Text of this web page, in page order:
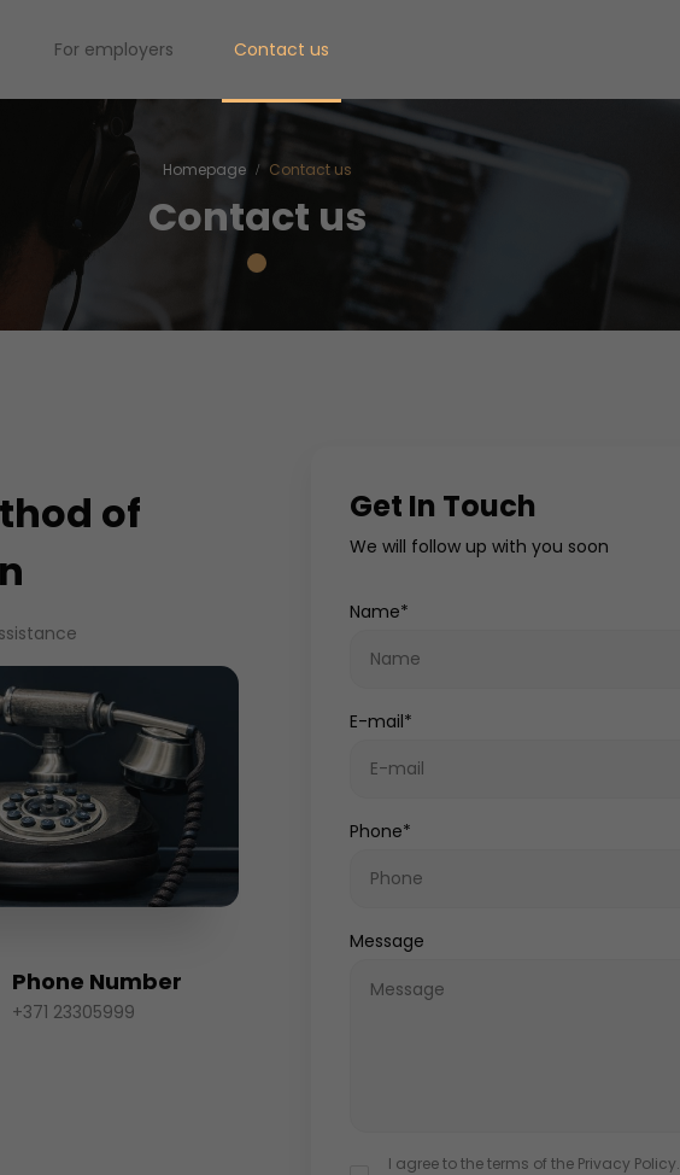
For employers Contact us
Homepage Contact us
Contact us
of
Phone Number
+371 23305999
Get In Touch
We will follow up with you soon
Name*
E-mail*
Phone*
Message
I agree to the terms of the Privacy Policy.